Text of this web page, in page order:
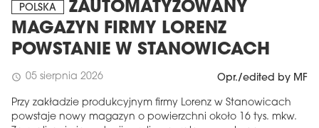
POLSKA
ZAUTOMATYZOWANY
MAGAZYN FIRMY LORENZ
POWSTANIE W STANOWICACH
schedule 05 sierpnia 2026 Opr./edited by MF
Przy zakładzie produkcyjnym firmy Lorenz w Stanowicach
powstaje nowy magazyn o powierzchni około 16 tys. mkw.